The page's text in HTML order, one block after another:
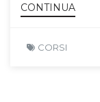
CONTINUA
CORSI